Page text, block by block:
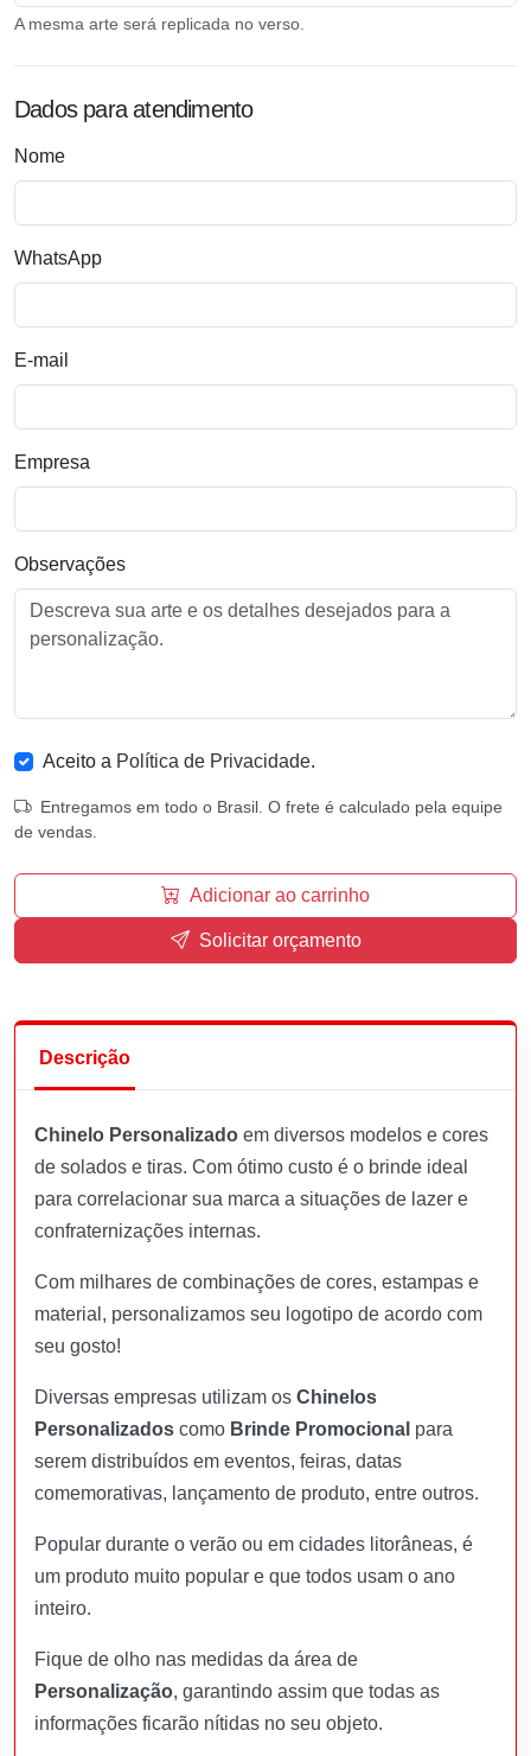
A mesma arte será replicada no verso.
Dados para atendimento
Nome
WhatsApp
E-mail
Empresa
Observações
Aceito a Política de Privacidade.
Entregamos em todo o Brasil. O frete é calculado pela equipe
de vendas.
Adicionar ao carrinho
Solicitar orçamento
Descrição
Chinelo Personalizado em diversos modelos e cores
de solados e tiras. Com ótimo custo é o brinde ideal
para correlacionar sua marca a situações de lazer e
confraternizações internas.
Com milhares de combinações de cores, estampas e
material, personalizamos seu logotipo de acordo com
seu gosto!
Diversas empresas utilizam os Chinelos
Personalizados como Brinde Promocional para
serem distribuídos em eventos, feiras, datas
comemorativas, lançamento de produto, entre outros.
Popular durante o verão ou em cidades litorâneas, é
um produto muito popular e que todos usam o ano
inteiro.
Fique de olho nas medidas da área de
Personalização, garantindo assim que todas as
informações ficarão nítidas no seu objeto.